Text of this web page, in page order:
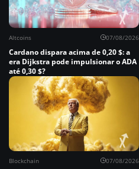
Altcoins 07/08/2026
Cardano dispara acima de 0,20 $: a
era Dijkstra pode impulsionar o ADA
até 0,30 $?
Blockchain 07/08/2026